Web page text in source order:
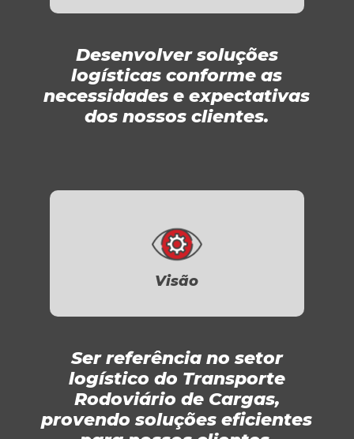
Desenvolver soluções
logísticas conforme as
necessidades e expectativas
dos nossos clientes.
Visão
Ser referência no setor
logístico do Transporte
Rodoviário de Cargas,
provendo soluções eficientes